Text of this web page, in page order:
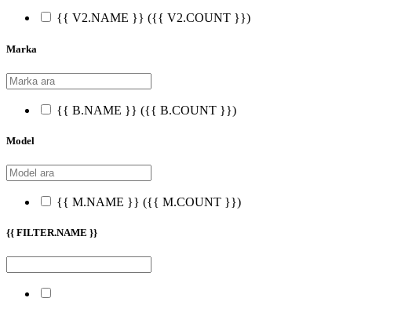
{{ V2.NAME }} ({{ V2.COUNT }})
Marka
{{ B.NAME }} ({{ B.COUNT }})
Model
{{ M.NAME }} ({{ M.COUNT }})
{{ FILTER.NAME }}